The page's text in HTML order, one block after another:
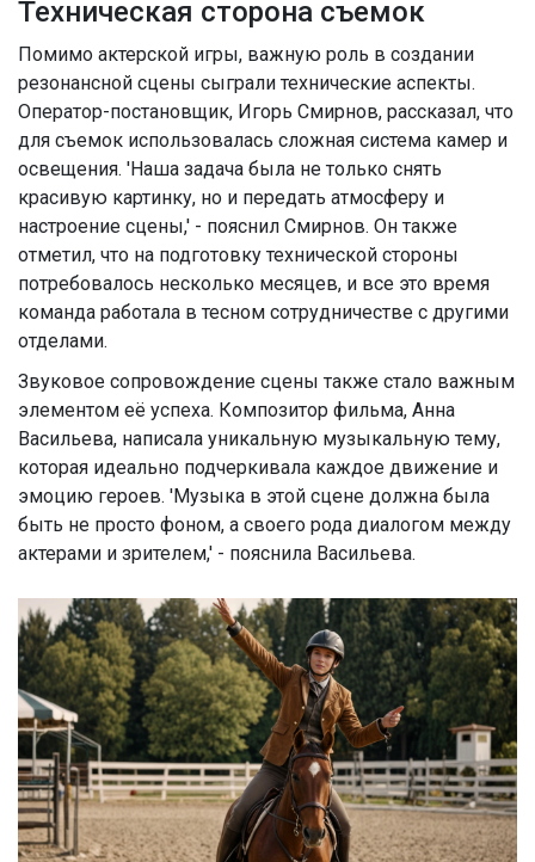
Техническая сторона съемок
Помимо актерской игры, важную роль в создании
резонансной сцены сыграли технические аспекты.
Оператор-постановщик, Игорь Смирнов, рассказал, что
для съемок использовалась сложная система камер и
освещения. 'Наша задача была не только снять
красивую картинку, но и передать атмосферу и
настроение сцены,' - пояснил Смирнов. Он также
отметил, что на подготовку технической стороны
потребовалось несколько месяцев, и все это время
команда работала в тесном сотрудничестве с другими
отделами.
Звуковое сопровождение сцены также стало важным
элементом её успеха. Композитор фильма, Анна
Васильева, написала уникальную музыкальную тему,
которая идеально подчеркивала каждое движение и
эмоцию героев. 'Музыка в этой сцене должна была
быть не просто фоном, а своего рода диалогом между
актерами и зрителем,' - пояснила Васильева.